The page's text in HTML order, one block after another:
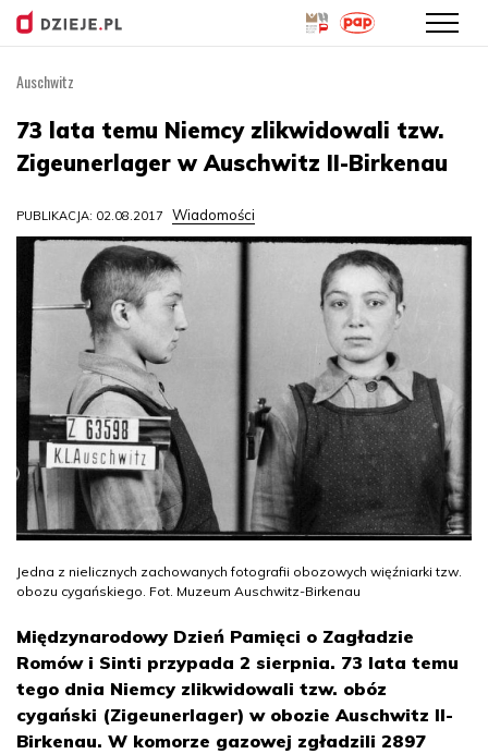
treści
Auschwitz
73 lata temu Niemcy zlikwidowali tzw.
Zigeunerlager w Auschwitz II-Birkenau
PUBLIKACJA: 02.08.2017 Wiadomości
Jedna z nielicznych zachowanych fotografii obozowych więźniarki tzw.
obozu cygańskiego. Fot. Muzeum Auschwitz-Birkenau
Międzynarodowy Dzień Pamięci o Zagładzie
Romów i Sinti przypada 2 sierpnia. 73 lata temu
tego dnia Niemcy zlikwidowali tzw. obóz
cygański (Zigeunerlager) w obozie Auschwitz II-
Birkenau. W komorze gazowej zgładzili 2897